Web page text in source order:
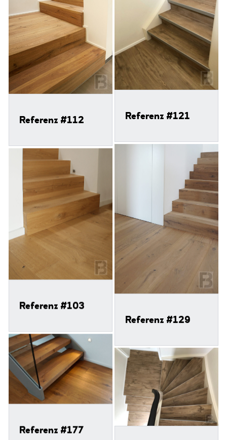
Referenz #112 Referenz #121
Referenz #103
Referenz #129
Referenz #177